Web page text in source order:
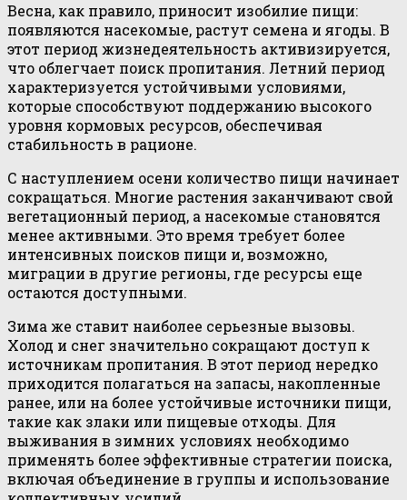
Весна, как правило, приносит изобилие пищи:
появляются насекомые, растут семена и ягоды. В
этот период жизнедеятельность активизируется,
что облегчает поиск пропитания. Летний период
характеризуется устойчивыми условиями,
которые способствуют поддержанию высокого
уровня кормовых ресурсов, обеспечивая
стабильность в рационе.
С наступлением осени количество пищи начинает
сокращаться. Многие растения заканчивают свой
вегетационный период, а насекомые становятся
менее активными. Это время требует более
интенсивных поисков пищи и, возможно,
миграции в другие регионы, где ресурсы еще
остаются доступными.
Зима же ставит наиболее серьезные вызовы.
Холод и снег значительно сокращают доступ к
источникам пропитания. В этот период нередко
приходится полагаться на запасы, накопленные
ранее, или на более устойчивые источники пищи,
такие как злаки или пищевые отходы. Для
выживания в зимних условиях необходимо
применять более эффективные стратегии поиска,
включая объединение в группы и использование